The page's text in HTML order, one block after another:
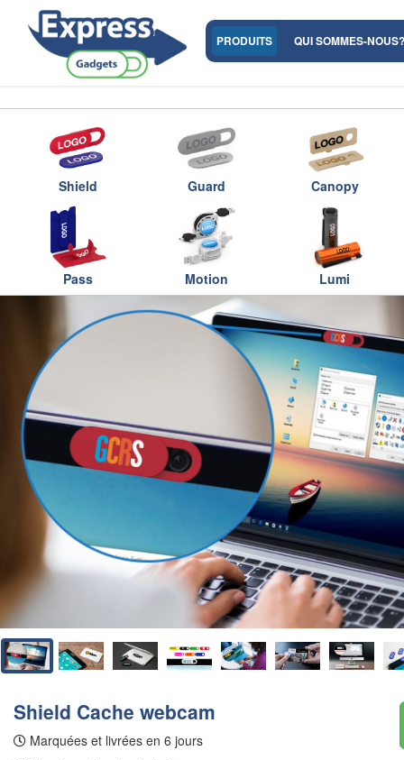
PRODUITS QUI SOMMES-NOUS?
Shield Guard Canopy
Pass Motion Lumi
Shield Cache webcam
Marquées et livrées en 6 jours